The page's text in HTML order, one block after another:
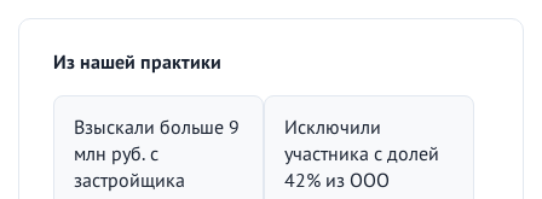
Из нашей практики
Взыскали больше 9
млн руб. с
застройщика
Исключили
участника с долей
42% из ООО